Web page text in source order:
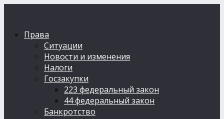
Права
Ситуации
Новости и изменения
Налоги
Госзакупки
223 федеральный закон
44 федеральный закон
Банкротство